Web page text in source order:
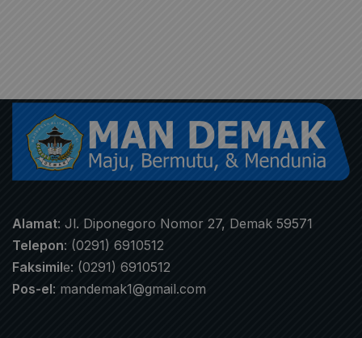
Alamat: Jl. Diponegoro Nomor 27, Demak 59571
Telepon: (0291) 6910512
Faksimile: (0291) 6910512
Pos-el: mandemak1@gmail.com